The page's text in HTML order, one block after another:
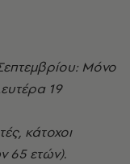
Μόνο
19
κάτοχοι
65 ετών).